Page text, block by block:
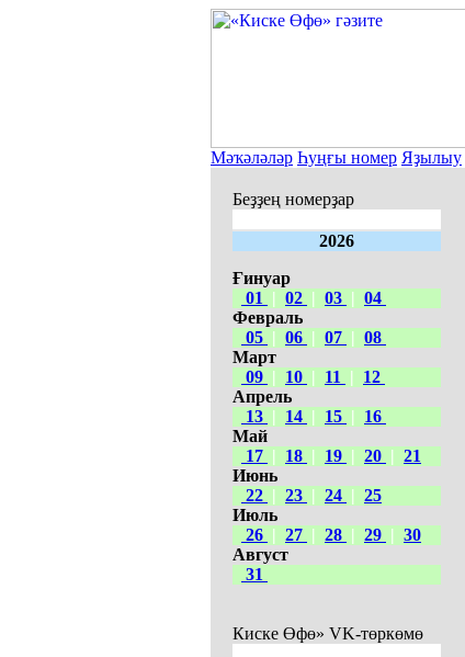
Мәҡәләләр Һуңғы номер Яҙылыу
Беҙҙең номерҙар
2026
Ғинуар
01
| 02 | 03 | 04
Февраль
05 | 06 | 07 | 08
Март
09 | 10 | 11 |
12
Апрель
13 | 14 | 15 |
16
Май
17 | 18 | 19 | 20 | 21
Июнь
22 | 23 | 24 | 25
Июль
26 | 27 | 28 | 29 | 30
Август
31
Киске Өфө» VK-төркөмө